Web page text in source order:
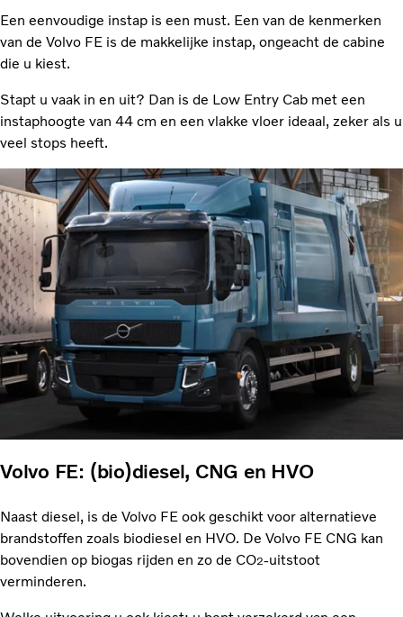
Een eenvoudige instap is een must. Een van de kenmerken
van de Volvo FE is de makkelijke instap, ongeacht de cabine
die u kiest.
Stapt u vaak in en uit? Dan is de Low Entry Cab met een
instaphoogte van 44 cm en een vlakke vloer ideaal, zeker als u
veel stops heeft.
Volvo FE: (bio)diesel, CNG en HVO
Naast diesel, is de Volvo FE ook geschikt voor alternatieve
brandstoffen zoals biodiesel en HVO. De Volvo FE CNG kan
bovendien op biogas rijden en zo de CO2-uitstoot
verminderen.